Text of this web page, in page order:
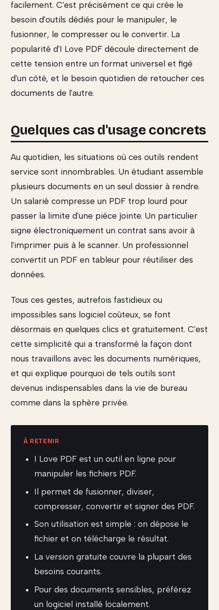
facilement. C'est précisément ce qui crée le
besoin d'outils dédiés pour le manipuler, le
fusionner, le compresser ou le convertir. La
popularité d'I Love PDF découle directement de
cette tension entre un format universel et figé
d'un côté, et le besoin quotidien de retoucher ces
documents de l'autre.
Quelques cas d'usage concrets
Au quotidien, les situations où ces outils rendent
service sont innombrables. Un étudiant assemble
plusieurs documents en un seul dossier à rendre.
Un salarié compresse un PDF trop lourd pour
passer la limite d'une pièce jointe. Un particulier
signe électroniquement un contrat sans avoir à
l'imprimer puis à le scanner. Un professionnel
convertit un PDF en tableur pour réutiliser des
données.
Tous ces gestes, autrefois fastidieux ou
impossibles sans logiciel coûteux, se font
désormais en quelques clics et gratuitement. C'est
cette simplicité qui a transformé la façon dont
nous travaillons avec les documents numériques,
et qui explique pourquoi de tels outils sont
devenus indispensables dans la vie de bureau
comme dans la sphère privée.
I Love PDF est un outil en ligne pour
manipuler les fichiers PDF.
Il permet de fusionner, diviser,
compresser, convertir et signer des PDF.
Son utilisation est simple : on dépose le
fichier et on télécharge le résultat.
La version gratuite couvre la plupart des
besoins courants.
Pour des documents sensibles, préférez
un logiciel installé localement.